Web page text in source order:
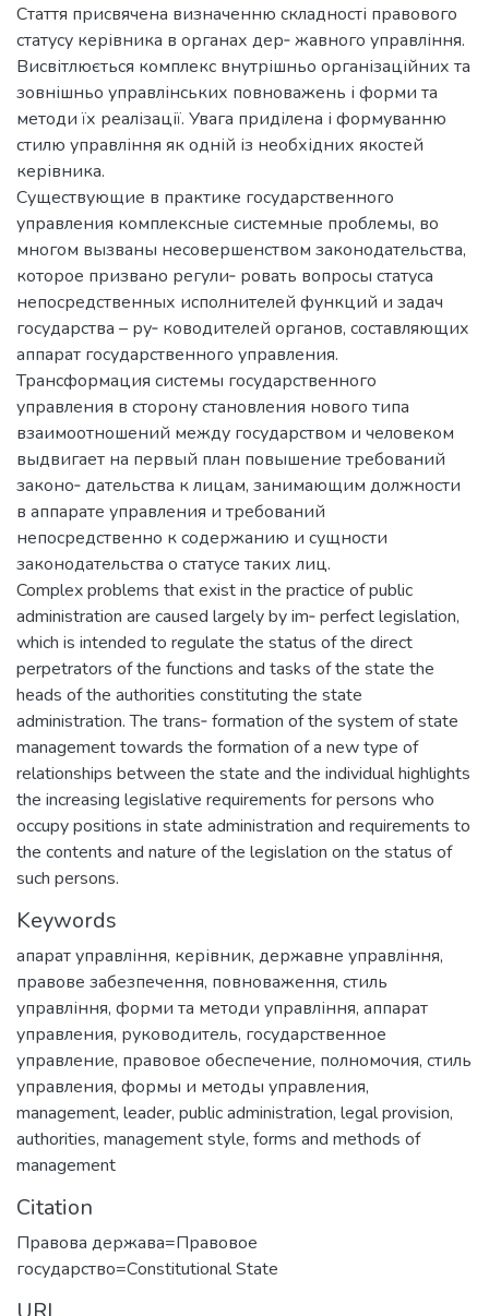
Стаття присвячена визначенню складності правового
статусу керівника в органах дер‑ жавного управління.
Висвітлюється комплекс внутрішньо організаційних та
зовнішньо управлінських повноважень і форми та
методи їх реалізації. Увага приділена і формуванню
стилю управління як одній із необхідних якостей
керівника.
Существующие в практике государственного
управления комплексные системные проблемы, во
многом вызваны несовершенством законодательства,
которое призвано регули‑ ровать вопросы статуса
непосредственных исполнителей функций и задач
государства – ру‑ ководителей органов, составляющих
аппарат государственного управления.
Трансформация системы государственного
управления в сторону становления нового типа
взаимоотношений между государством и человеком
выдвигает на первый план повышение требований
законо‑ дательства к лицам, занимающим должности
в аппарате управления и требований
непосредственно к содержанию и сущности
законодательства о статусе таких лиц.
Complex problems that exist in the practice of public
administration are caused largely by im‑ perfect legislation,
which is intended to regulate the status of the direct
perpetrators of the functions and tasks of the state the
heads of the authorities constituting the state
administration. The trans‑ formation of the system of state
management towards the formation of a new type of
relationships between the state and the individual highlights
the increasing legislative requirements for persons who
occupy positions in state administration and requirements to
the contents and nature of the legislation on the status of
such persons.
Keywords
апарат управління, керівник, державне управління,
правове забезпечення, повноваження, стиль
управління, форми та методи управління, аппарат
управления, руководитель, государственное
управление, правовое обеспечение, полномочия, стиль
управления, формы и методы управления,
management, leader, public administration, legal provision,
authorities, management style, forms and methods of
management
Citation
Правова держава=Правовое
государство=Сonstitutional State